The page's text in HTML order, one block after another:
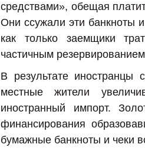
средствами», обещая
Они ссужали эти банкноты
как только заемщики
частичным
В результате иностранцы
местные жители
иностранный импорт.
финансирования
бумажные банкноты и чеки